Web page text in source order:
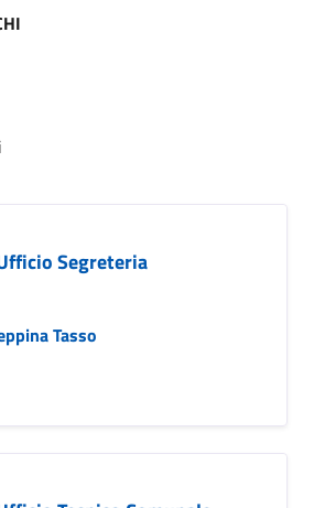
Segreteria
Tasso